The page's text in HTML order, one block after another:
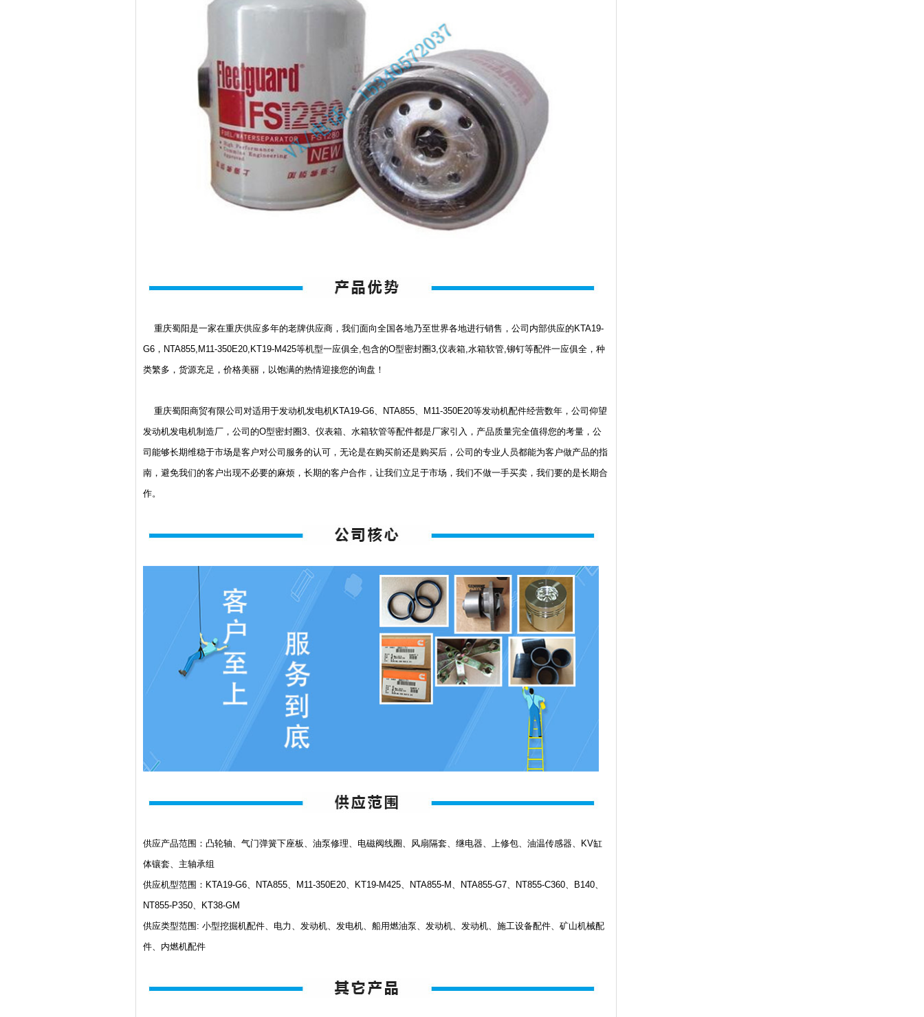
重庆蜀阳是一家在重庆供应多年的老牌供应商，我们面向全国各地乃至世界各地进行销售，公司内部供应的KTA19-
G6，NTA855,M11-350E20,KT19-M425等机型一应俱全,包含的O型密封圈3,仪表箱,水箱软管,铆钉等配件一应俱全，种
类繁多，货源充足，价格美丽，以饱满的热情迎接您的询盘！
重庆蜀阳商贸有限公司对适用于发动机发电机KTA19-G6、NTA855、M11-350E20等发动机配件经营数年，公司仰望
发动机发电机制造厂，公司的O型密封圈3、仪表箱、水箱软管等配件都是厂家引入，产品质量完全值得您的考量，公
司能够长期维稳于市场是客户对公司服务的认可，无论是在购买前还是购买后，公司的专业人员都能为客户做产品的指
南，避免我们的客户出现不必要的麻烦，长期的客户合作，让我们立足于市场，我们不做一手买卖，我们要的是长期合
作。
供应产品范围：凸轮轴、气门弹簧下座板、油泵修理、电磁阀线圈、风扇隔套、继电器、上修包、油温传感器、KV缸
体镶套、主轴承组
供应机型范围：KTA19-G6、NTA855、M11-350E20、KT19-M425、NTA855-M、NTA855-G7、NT855-C360、B140、
NT855-P350、KT38-GM
供应类型范围: 小型挖掘机配件、电力、发动机、发电机、船用燃油泵、发动机、发动机、施工设备配件、矿山机械配
件、内燃机配件